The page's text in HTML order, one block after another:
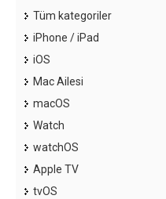
Tüm kategoriler
iPhone / iPad
iOS
Mac Ailesi
macOS
Watch
watchOS
Apple TV
tvOS